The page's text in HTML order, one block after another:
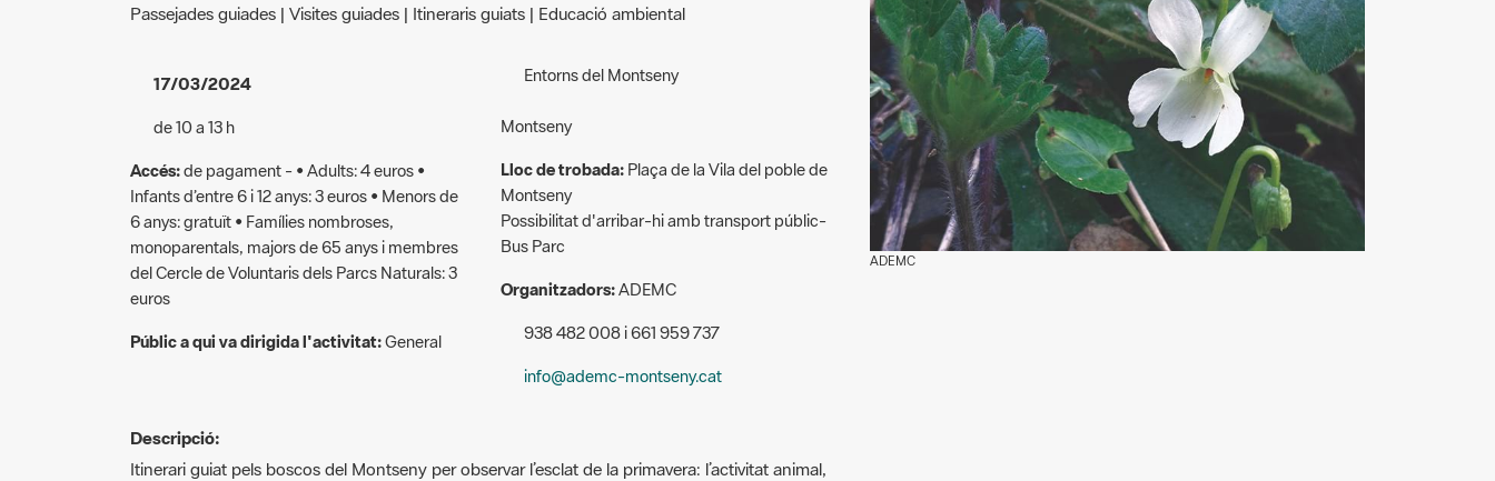
Passejades guiades | Visites guiades | Itineraris guiats | Educació ambiental
17/03/2024
de 10 a 13 h
Accés:de pagament - • Adults: 4 euros •
Infants d’entre 6 i 12 anys: 3 euros • Menors de
6 anys: gratuït • Famílies nombroses,
monoparentals, majors de 65 anys i membres
del Cercle de Voluntaris dels Parcs Naturals: 3
euros
Públic a qui va dirigida l'activitat:General
Entorns del Montseny
Montseny
Lloc de trobada:Plaça de la Vila del poble de
Montseny
Possibilitat d'arribar-hi amb transport públic-
Bus Parc
Organitzadors:ADEMC
938 482 008 i 661 959 737
info@ademc-montseny.cat
ADEMC
Descripció:
Itinerari guiat pels boscos del Montseny per observar l’esclat de la primavera: l’activitat animal,